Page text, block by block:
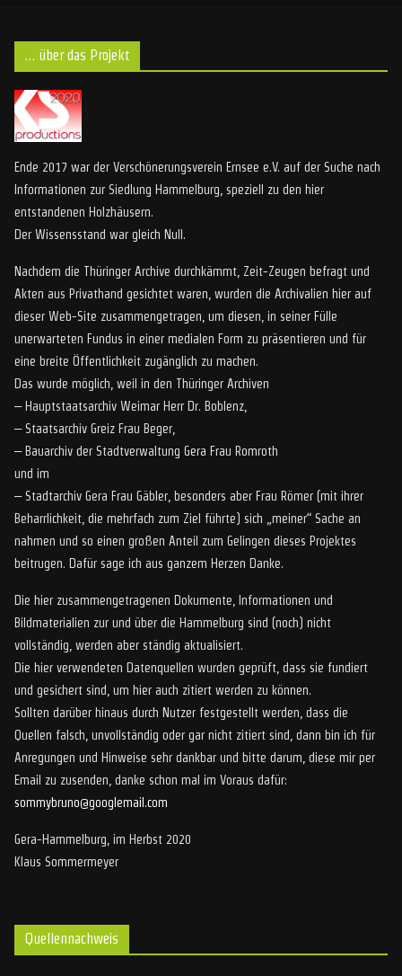
… über das Projekt
Ende 2017 war der Verschönerungsverein Ernsee e.V. auf der Suche nach
Informationen zur Siedlung Hammelburg, speziell zu den hier
entstandenen Holzhäusern.
Der Wissensstand war gleich Null.
Nachdem die Thüringer Archive durchkämmt, Zeit-Zeugen befragt und
Akten aus Privathand gesichtet waren, wurden die Archivalien hier auf
dieser Web-Site zusammengetragen, um diesen, in seiner Fülle
unerwarteten Fundus in einer medialen Form zu präsentieren und für
eine breite Öffentlichkeit zugänglich zu machen.
Das wurde möglich, weil in den Thüringer Archiven
– Hauptstaatsarchiv Weimar Herr Dr. Boblenz,
– Staatsarchiv Greiz Frau Beger,
– Bauarchiv der Stadtverwaltung Gera Frau Romroth
und im
– Stadtarchiv Gera Frau Gäbler, besonders aber Frau Römer (mit ihrer
Beharrlichkeit, die mehrfach zum Ziel führte) sich „meiner“ Sache an
nahmen und so einen großen Anteil zum Gelingen dieses Projektes
beitrugen. Dafür sage ich aus ganzem Herzen Danke.
Die hier zusammengetragenen Dokumente, Informationen und
Bildmaterialien zur und über die Hammelburg sind (noch) nicht
vollständig, werden aber ständig aktualisiert.
Die hier verwendeten Datenquellen wurden geprüft, dass sie fundiert
und gesichert sind, um hier auch zitiert werden zu können.
Sollten darüber hinaus durch Nutzer festgestellt werden, dass die
Quellen falsch, unvollständig oder gar nicht zitiert sind, dann bin ich für
Anregungen und Hinweise sehr dankbar und bitte darum, diese mir per
Email zu zusenden, danke schon mal im Voraus dafür:
sommybruno@googlemail.com
Gera-Hammelburg, im Herbst 2020
Klaus Sommermeyer
Quellennachweis